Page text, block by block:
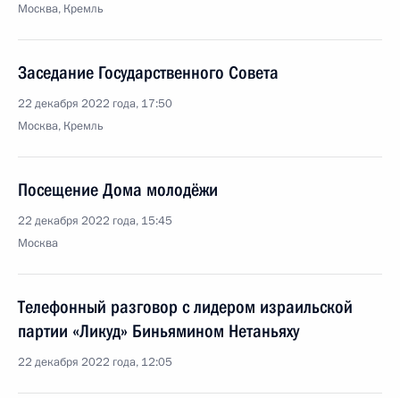
Москва, Кремль
Заседание Государственного Совета
22 декабря 2022 года, 17:50
Москва, Кремль
Посещение Дома молодёжи
22 декабря 2022 года, 15:45
Москва
Телефонный разговор с лидером израильской
партии «Ликуд» Биньямином Нетаньяху
22 декабря 2022 года, 12:05